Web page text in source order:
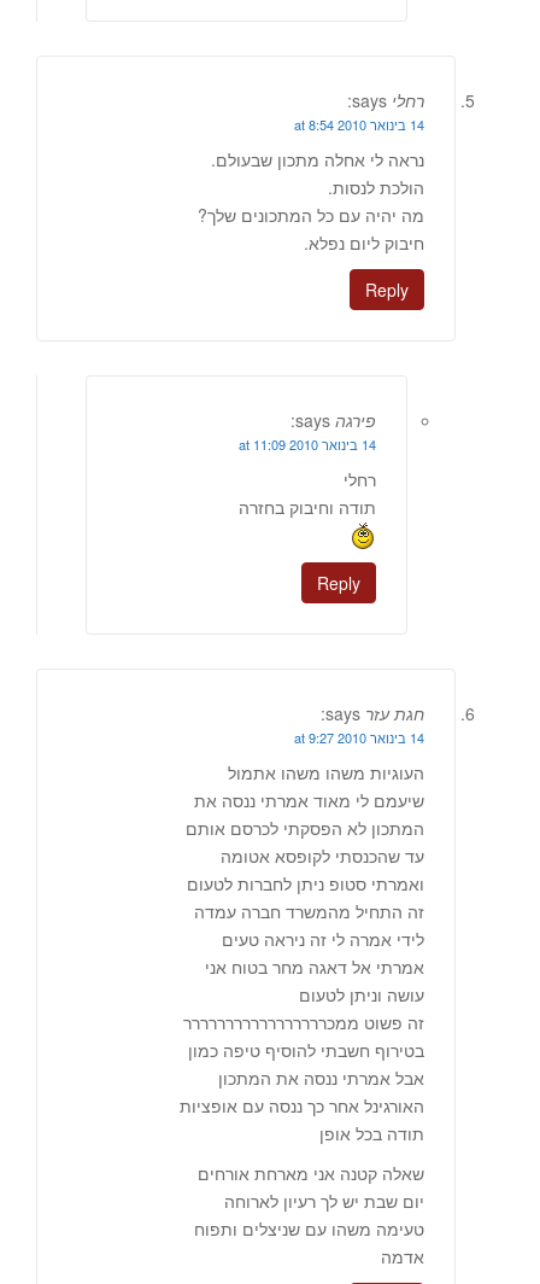
רחלי says:
14 בינואר 2010 at 8:54
נראה לי אחלה מתכון שבעולם.
הולכת לנסות.
מה יהיה עם כל המתכונים שלך?
חיבוק ליום נפלא.
Reply
פירגה says:
14 בינואר 2010 at 11:09
רחלי
תודה וחיבוק בחזרה
Reply
חגת עזר says:
14 בינואר 2010 at 9:27
העוגיות משהו משהו אתמול
שיעמם לי מאוד אמרתי ננסה את
המתכון לא הפסקתי לכרסם אותם
עד שהכנסתי לקופסא אטומה
ואמרתי סטופ ניתן לחברות לטעום
זה התחיל מהמשרד חברה עמדה
לידי אמרה לי זה ניראה טעים
אמרתי אל דאגה מחר בטוח אני
עושה וניתן לטעום
זה פשוט ממכררררררררררררררררר
בטירוף חשבתי להוסיף טיפה כמון
אבל אמרתי ננסה את המתכון
האורגינל אחר כך ננסה עם אופציות
תודה בכל אופן
שאלה קטנה אני מארחת אורחים
יום שבת יש לך רעיון לארוחה
טעימה משהו עם שניצלים ותפוח
אדמה